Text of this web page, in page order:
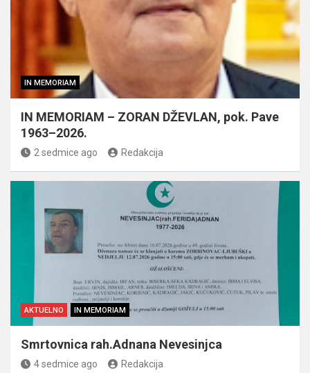
IN MEMORIAM
IN MEMORIAM – ZORAN DŽEVLAN, pok. Pave
1963–2026.
2 sedmice ago Redakcija
AKTUELNO IN MEMORIAM
Smrtovnica rah.Adnana Nevesinjca
4 sedmice ago Redakcija